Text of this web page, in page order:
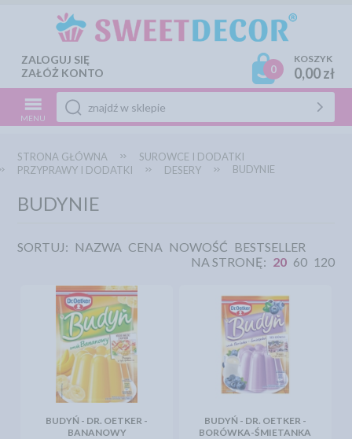
ZALOGUJ SIĘ
ZAŁÓŻ KONTO
0
KOSZYK
0,00 zł
MENU
STRONA GŁÓWNA
SUROWCE I DODATKI
PRZYPRAWY I DODATKI
DESERY BUDYNIE
BUDYNIE
SORTUJ: NAZWA CENA NOWOŚĆ BESTSELLER
NA STRONĘ: 20 60 120
BUDYŃ - DR. OETKER -
BANANOWY
BUDYŃ - DR. OETKER -
BORÓWKA-ŚMIETANKA